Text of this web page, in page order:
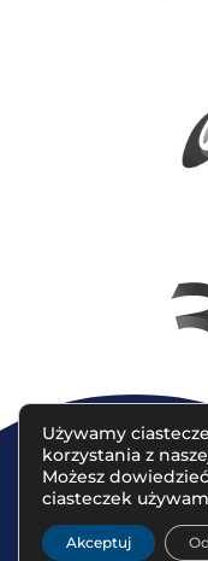
Używamy
korzystania z
Możesz
ciasteczek
Akceptuj